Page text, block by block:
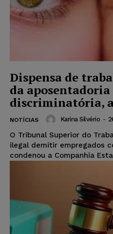
Dispensa de
da aposentadoria
discriminatória,
NOTÍCIAS Karina Silvério -
O Tribunal Superior do
ilegal demitir empregados
condenou a Companhia